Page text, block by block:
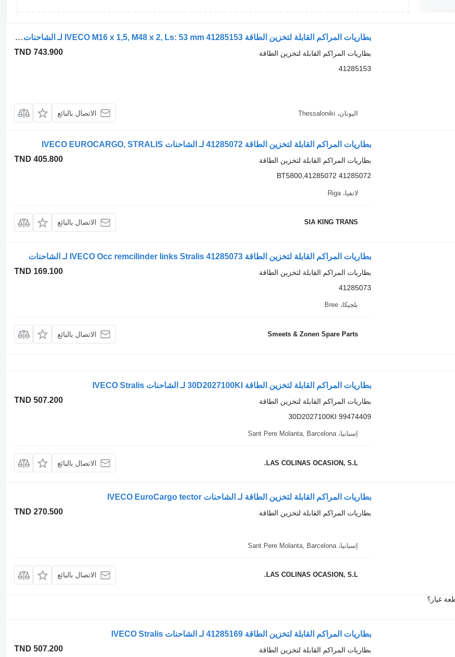
بطاريات المراكم القابلة لتخزين الطاقة IVECO M16 x 1,5, M48 x 2, Ls: 53 mm 41285153 لـ الشاحنات IVECO STRALIS EUROTRAKER ASTRA
TND 743.900
بطاريات المراكم القابلة لتخزين الطاقة
41285153
اليونان، Thessaloniki الاتصال بالبائع
بطاريات المراكم القابلة لتخزين الطاقة 41285072 لـ الشاحنات IVECO EUROCARGO, STRALIS
TND 405.800
بطاريات المراكم القابلة لتخزين الطاقة
41285072 41285072,BT5800
لاتفيا، Riga
SIA KING TRANS الاتصال بالبائع
بطاريات المراكم القابلة لتخزين الطاقة IVECO Occ remcilinder links Stralis 41285073 لـ الشاحنات
TND 169.100
بطاريات المراكم القابلة لتخزين الطاقة
41285073
بلجيكا، Bree
Smeets & Zonen Spare Parts الاتصال بالبائع
بطاريات المراكم القابلة لتخزين الطاقة 30D2027100KI لـ الشاحنات IVECO Stralis
TND 507.200
بطاريات المراكم القابلة لتخزين الطاقة
30D2027100KI 99474409
إسبانيا، Sant Pere Molanta, Barcelona
LAS COLINAS OCASION, S.L. الاتصال بالبائع
بطاريات المراكم القابلة لتخزين الطاقة لـ الشاحنات IVECO EuroCargo tector
TND 270.500
بطاريات المراكم القابلة لتخزين الطاقة
إسبانيا، Sant Pere Molanta, Barcelona
LAS COLINAS OCASION, S.L. الاتصال بالبائع
غيار؟
بطاريات المراكم القابلة لتخزين الطاقة 41285169 لـ الشاحنات IVECO Stralis
TND 507.200
بطاريات المراكم القابلة لتخزين الطاقة